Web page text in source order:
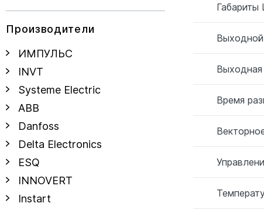
Производители
ИМПУЛЬС
INVT
Systeme Electric
ABB
Danfoss
Delta Electronics
ESQ
INNOVERT
Instart
Выходной
Выходная
Время